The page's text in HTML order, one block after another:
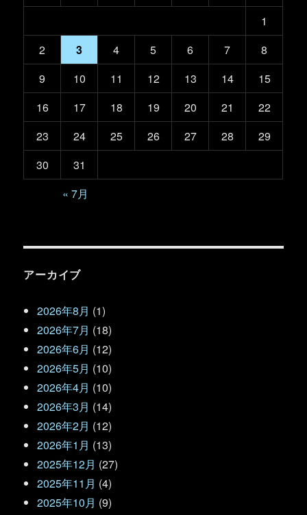
1
2
3 4 5 6 7
8
9
10 11 12 13 14
15
16
17 18 19 20 21
22
23
24 25 26 27 28
29
30
31
« 7月
アーカイブ
2026年8月 (1)
2026年7月 (18)
2026年6月 (12)
2026年5月 (10)
2026年4月 (10)
2026年3月 (14)
2026年2月 (12)
2026年1月 (13)
2025年12月 (27)
2025年11月 (4)
2025年10月 (9)